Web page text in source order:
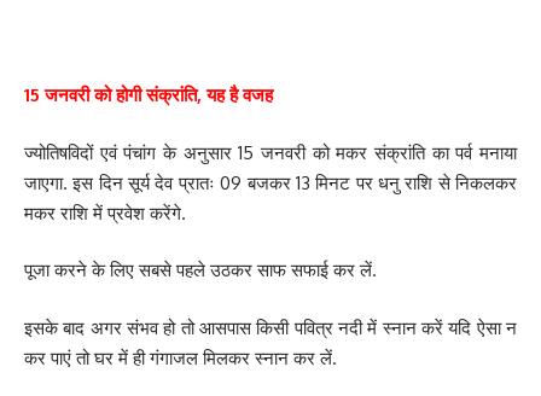
15 जनवरी को होगी संक्रांति, यह है वजह
ज्योतिषविदों एवं पंचांग के अनुसार 15 जनवरी को मकर संक्रांति का पर्व मनाया
जाएगा. इस दिन सूर्य देव प्रातः 09 बजकर 13 मिनट पर धनु राशि से निकलकर
मकर राशि में प्रवेश करेंगे.
पूजा करने के लिए सबसे पहले उठकर साफ सफाई कर लें.
इसके बाद अगर संभव हो तो आसपास किसी पवित्र नदी में स्नान करें यदि ऐसा न
कर पाएं तो घर में ही गंगाजल मिलकर स्नान कर लें.